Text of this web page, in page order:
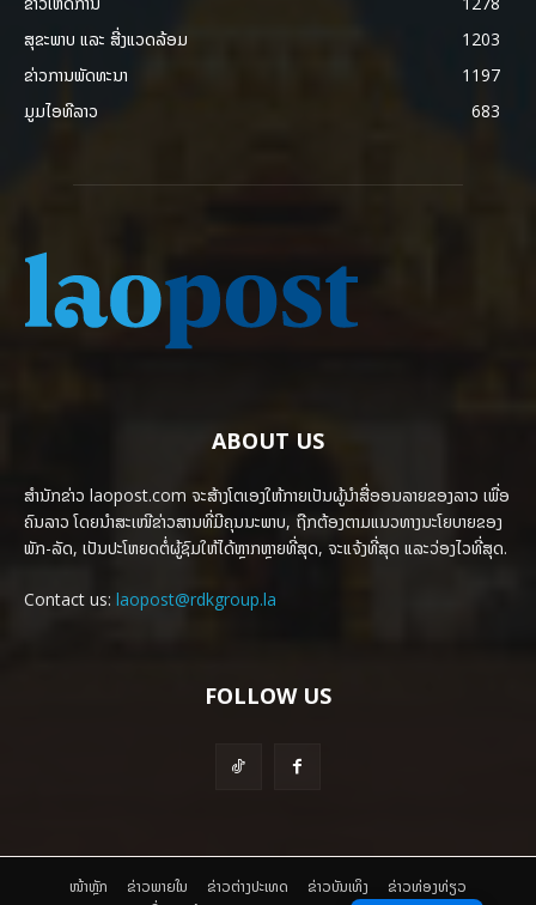
ສຸຂະພາບ ແລະ ສີ່ງແວດລ້ອມ
1203
ຂ່າວການພັດທະນາ
1197
ມູມໄອທີລາວ
683
ABOUT US
ສຳນັກຂ່າວ laopost.com ຈະສ້າງໂຕເອງໃຫ້ກາຍເປັນຜູ້ນຳສື່ອອນລາຍຂອງລາວ ເພື່ອ
ຄົນລາວ ໂດຍນຳສະເໜີຂ່າວສານທີ່ມີຄຸນນະພາບ, ຖືກຕ້ອງຕາມແນວທາງນະໂຍບາຍຂອງ
ພັກ-ລັດ, ເປັນປະໂຫຍດຕໍ່ຜູ້ຊົມໃຫ້ໄດ້ຫຼາກຫຼາຍທີ່ສຸດ, ຈະແຈ້ງທີ່ສຸດ ແລະວ່ອງໄວທີ່ສຸດ.
Contact us: laopost@rdkgroup.la
FOLLOW US
ໜ້າຫຼັກ ຂ່າວພາຍ​ໃນ ຂ່າວຕ່າງປະເທດ ​ຂ່າວບັນເທິງ
​ຂ່າວທ່ອງທ່ຽວ